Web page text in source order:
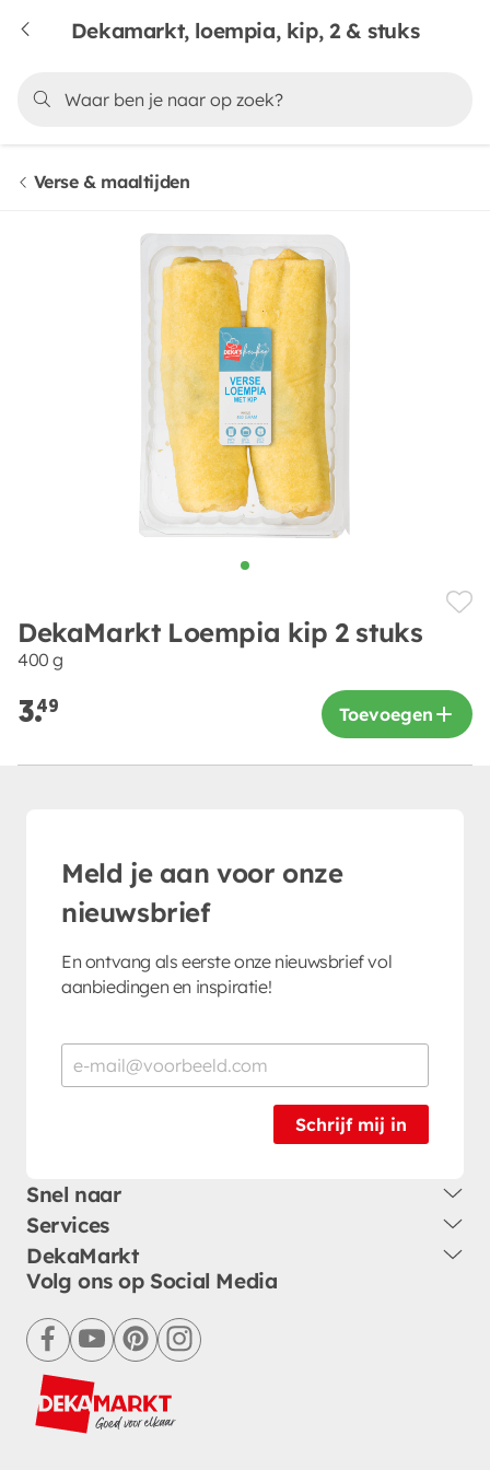
Dekamarkt, loempia, kip, 2 & stuks
Verse & maaltijden
DekaMarkt Loempia kip 2 stuks
400 g
3.49 Toevoegen
Meld je aan voor onze
nieuwsbrief
En ontvang als eerste onze nieuwsbrief vol
aanbiedingen en inspiratie!
Schrijf mij in
Snel naar
Services
DekaMarkt
Volg ons op Social Media
facebookyoutubepinterestinstagram